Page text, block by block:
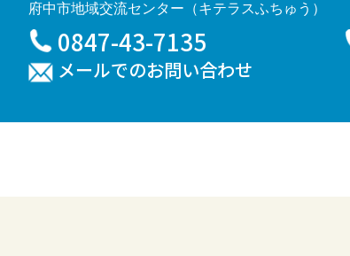
府中市地域交流センター（キテラスふちゅう）
0847-43-7135
メールでのお問い合わせ